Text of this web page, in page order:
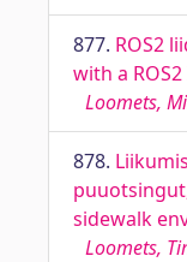
877. ROS2
with a
Loomets,
878.
sidewalk
Loomets,